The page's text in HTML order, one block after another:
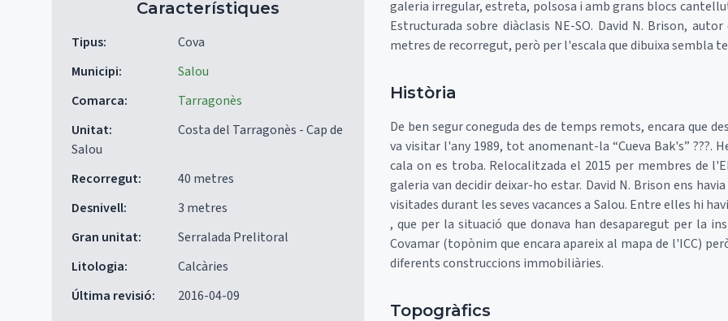
Característiques
Tipus:
Cova
Municipi:
Salou
Comarca:
Tarragonès
Unitat:
Costa del Tarragonès - Cap de
Salou
Recorregut:
40 metres
Desnivell:
3 metres
Gran unitat:
Serralada Prelitoral
Litologia:
Calcàries
Última revisió: 2016-04-09
galeria irregular, estreta, polsosa i amb grans blocs
Estructurada sobre diàclasis NE-SO. David N. Brison,
metres de recorregut, però per l'escala que dibuixa sembla
Història
De ben segur coneguda des de temps remots, encara que
va visitar l'any 1989, tot anomenant-la “Cueva Bak's”
cala on es troba. Relocalitzada el 2015 per membres de
galeria van decidir deixar-ho estar. David N. Brison ens
visitades durant les seves vacances a Salou. Entre elles hi
, que per la situació que donava han desaparegut per la
Covamar (topònim que encara apareix al mapa de l'ICC)
diferents construccions immobiliàries.
Topogràfics